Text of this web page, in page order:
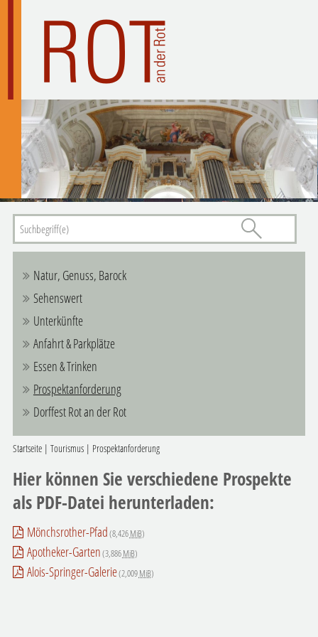
Natur, Genuss, Barock
Sehenswert
Unterkünfte
Anfahrt & Parkplätze
Essen & Trinken
Prospektanforderung
Dorffest Rot an der Rot
Startseite| Tourismus| Prospektanforderung
Hier können Sie verschiedene Prospekte
als PDF-Datei herunterladen:
Mönchsrother-Pfad(8,426MiB)
Apotheker-Garten(3,886MiB)
Alois-Springer-Galerie(2,009MiB)